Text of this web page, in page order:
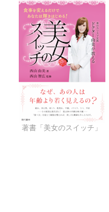
著書「美女のスイッチ」